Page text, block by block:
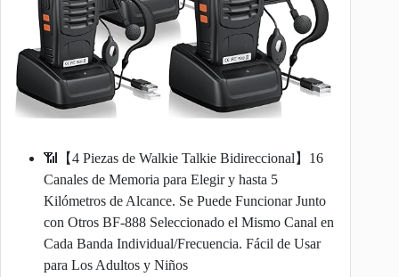
📶【4 Piezas de Walkie Talkie Bidireccional】16
Canales de Memoria para Elegir y hasta 5
Kilómetros de Alcance. Se Puede Funcionar Junto
con Otros BF-888 Seleccionado el Mismo Canal en
Cada Banda Individual/Frecuencia. Fácil de Usar
para Los Adultos y Niños